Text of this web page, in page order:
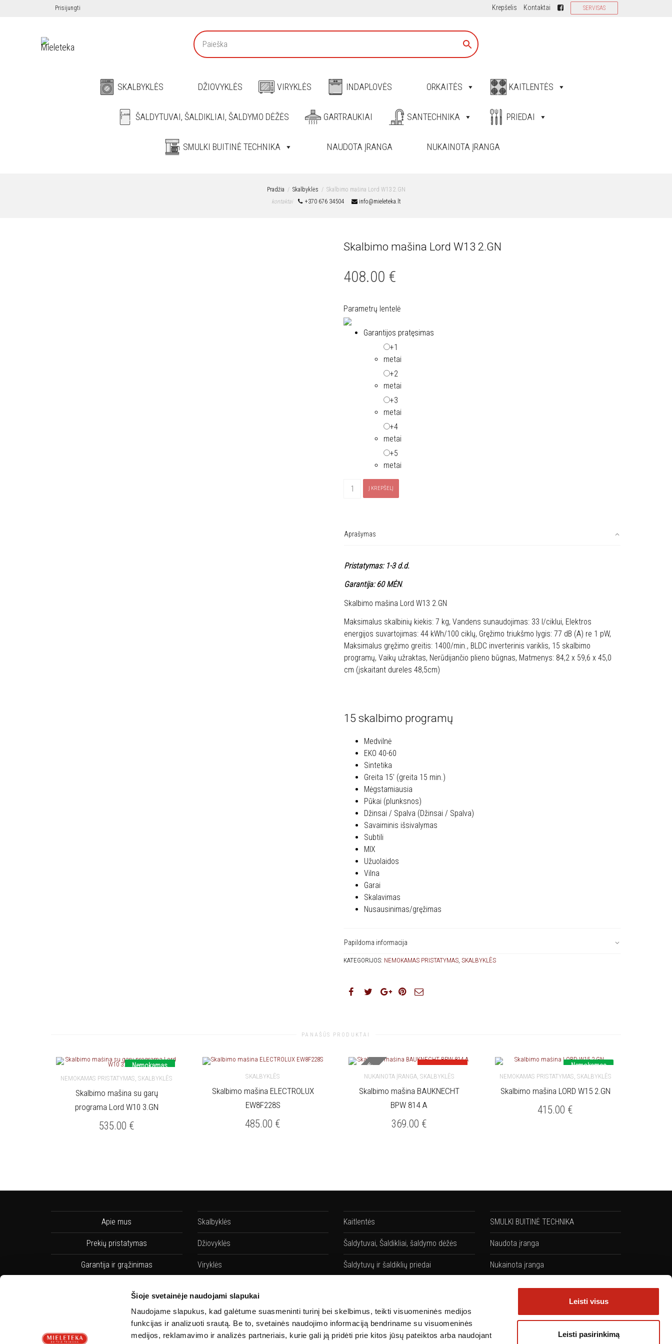
Šioje svetainėje naudojami slapukai
Naudojame slapukus, kad galėtume suasmeninti turinį bei skelbimus, teikti visuomeninės medijos
funkcijas ir analizuoti srautą. Be to, svetainės naudojimo informaciją bendriname su visuomeninės
medijos, reklamavimo ir analizės partneriais, kurie gali ją pridėti prie kitos jūsų pateiktos arba naudojant
Leisti visus
Leisti pasirinkimą
Prisijungti SERVISAS
Kontaktai
Krepšelis
SKALBYKLĖS DŽIOVYKLĖS VIRYKLĖS INDAPLOVĖS ORKAITĖS KAITLENTĖS
ŠALDYTUVAI, ŠALDIKLIAI, ŠALDYMO DĖŽĖS GARTRAUKIAI SANTECHNIKA PRIEDAI
SMULKI BUITINĖ TECHNIKA NAUDOTA ĮRANGA NUKAINOTA ĮRANGA
Pradžia Skalbyklės
Skalbimo mašina Lord W13 2.GN
kontaktai
+370 676 34504 info@mieleteka.lt
Skalbimo mašina Lord W13 2.GN
408.00 €
Parametrų lentelė
Garantijos pratęsimas
+1
metai
+2
metai
+3
metai
+4
metai
+5
metai
produkto
Lord
Į KREPŠELĮ
Aprašymas
Pristatymas: 1-3 d.d.
Garantija: 60 MĖN.
Skalbimo mašina Lord W13 2.GN
Maksimalus skalbinių kiekis: 7 kg, Vandens sunaudojimas: 33 l/ciklui, Elektros
energijos suvartojimas: 44 kWh/100 ciklų, Gręžimo triukšmo lygis: 77 dB (A) re 1 pW,
Maksimalus gręžimo greitis: 1400/min., BLDC inverterinis variklis, 15 skalbimo
programų, Vaikų užraktas, Nerūdijančio plieno būgnas, Matmenys: 84,2 x 59,6 x 45,0
cm (įskaitant dureles 48,5cm)
15 skalbimo programų
Medvilnė
EKO 40-60
Sintetika
Greita 15′ (greita 15 min.)
Mėgstamiausia
Pūkai (plunksnos)
Džinsai / Spalva (Džinsai / Spalva)
Savaiminis išsivalymas
Subtili
MIX
Užuolaidos
Vilna
Garai
Skalavimas
Nusausinimas/gręžimas
Papildoma informacija
KATEGORIJOS: NEMOKAMAS PRISTATYMAS SKALBYKLĖS
PANAŠŪS PRODUKTAI
Nemokamas
Į KREPŠELĮ
NEMOKAMAS PRISTATYMAS,SKALBYKLĖS
Skalbimo mašina su garų
programa Lord W10 3.GN
535.00 €
Į KREPŠELĮ
SKALBYKLĖS
Skalbimo mašina ELECTROLUX
EW8F228S
485.00 €
NETURIME
DAUGIAU
NUKAINOTA ĮRANGA, SKALBYKLĖS
Skalbimo mašina BAUKNECHT
BPW 814 A
369.00 €
Nemokamas
pristatymas
Į KREPŠELĮ
NEMOKAMAS PRISTATYMAS, SKALBYKLĖS
Skalbimo mašina LORD W15 2.GN
415.00 €
Apie mus
Prekių pristatymas
Garantija ir grąžinimas
Privatumo Politika
Skalbyklės
Džiovyklės
Viryklės
Indaplovių priedai
Orkaitės
Kaitlentės
Šaldytuvai, Šaldikliai, šaldymo dėžės
Šaldytuvų ir šaldiklių priedai
Gartraukių priedai
Santechnika
SMULKI BUITINĖ TECHNIKA
Naudota įranga
Nukainota įranga
Komplektai: Kaitlentės + Orkaitės